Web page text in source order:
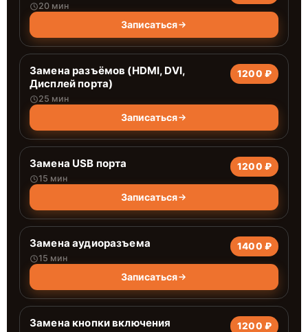
20 мин
Записаться
Замена разъёмов (HDMI, DVI,
Дисплей порта)
25 мин
1200 ₽
Записаться
Замена USB порта
15 мин
1200 ₽
Записаться
Замена аудиоразъема
15 мин
1400 ₽
Записаться
Замена кнопки включения 1200 ₽